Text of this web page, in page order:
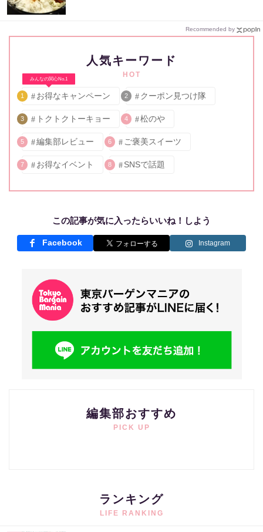
Recommended by
人気キーワード
HOT
みんなの関心No.1
1 お得なキャンペーン 2 クーポン見つけ隊
3 トクトクトーキョー 4 松のや
5 編集部レビュー 6 ご褒美スイーツ
7 お得なイベント 8 SNSで話題
この記事が気に入ったらいいね！しよう
Facebook Instagram
編集部おすすめ
PICK UP
ランキング
LIFE RANKING